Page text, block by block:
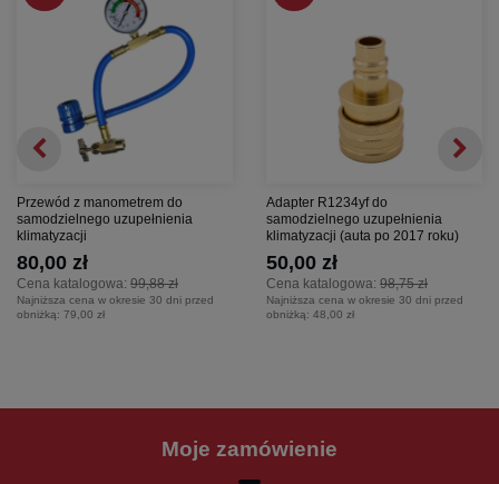
Przewód z manometrem do
samodzielnego uzupełnienia
klimatyzacji
Cena katalogowa: 99,88 zł
80,00 zł
Najniższa cena w okresie 30 dni przed
obniżką: 79,00 zł
Adapter R1234yf do
samodzielnego uzupełnienia
klimatyzacji (auta po 2017 roku)
Cena katalogowa: 98,75 zł
50,00 zł
Najniższa cena w okresie 30 dni przed
obniżką: 48,00 zł
Moje zamówienie